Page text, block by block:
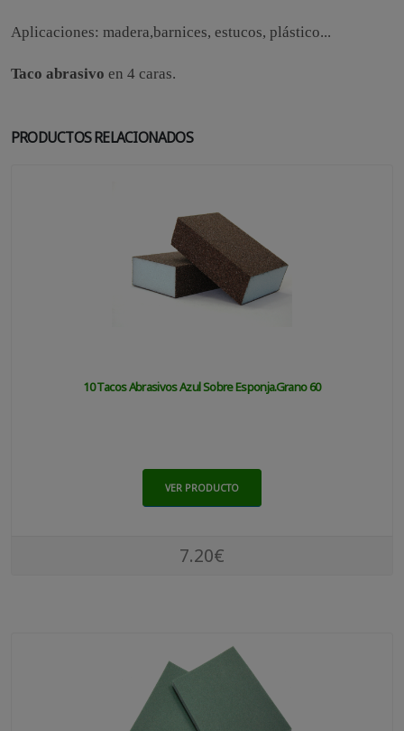
Aplicaciones: madera,barnices, estucos, plástico...
Taco abrasivo en 4 caras.
PRODUCTOS RELACIONADOS
10 Tacos Abrasivos Azul Sobre Esponja.grano 60
VER PRODUCTO
7.20€